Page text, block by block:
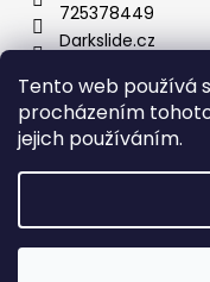
Tento web používá
procházením
jejich používáním.
Prodejna na Hradčanské
ST (13-19) a ČT (11-
725378449
Darkslide.cz